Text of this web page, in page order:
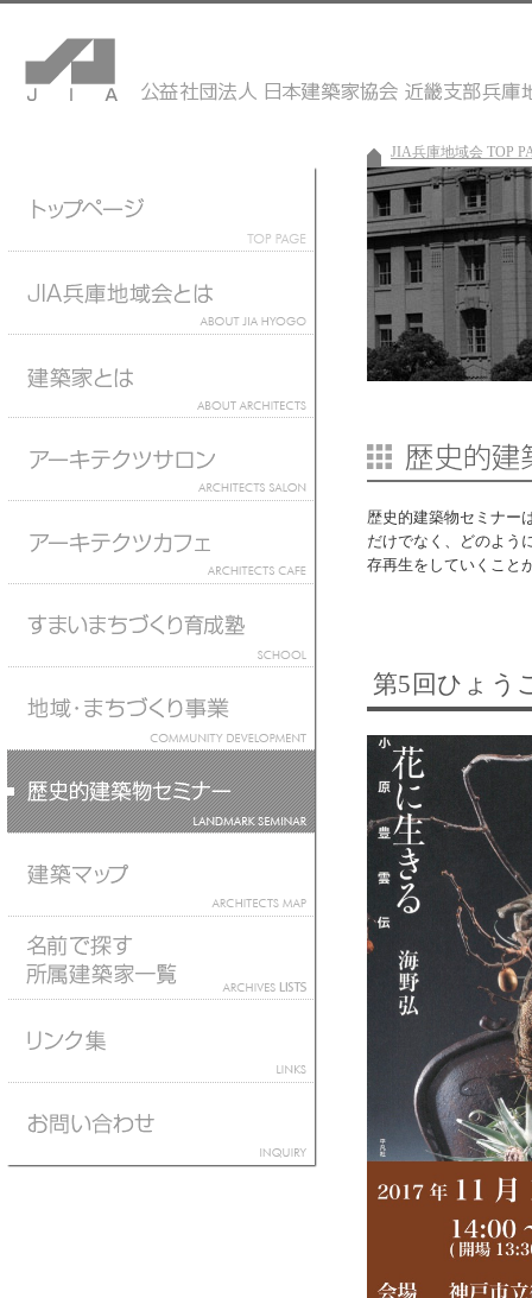
JIA兵庫地域会 TOP
歴史的建築物セミナー
だけでなく、どのよう
存再生をしていくこと
第5回ひょう